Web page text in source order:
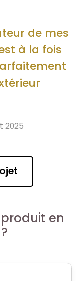
de mes
à la fois
2025
en